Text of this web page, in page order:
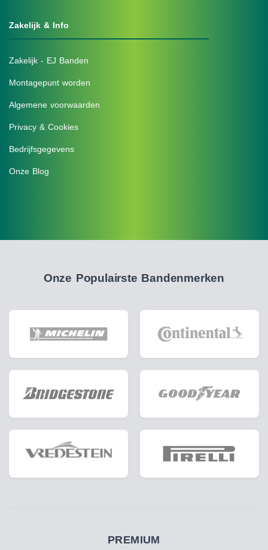
Zakelijk & Info
Zakelijk - EJ Banden
Montagepunt worden
Algemene voorwaarden
Privacy & Cookies
Bedrijfsgegevens
Onze Blog
Onze Populairste Bandenmerken
PREMIUM